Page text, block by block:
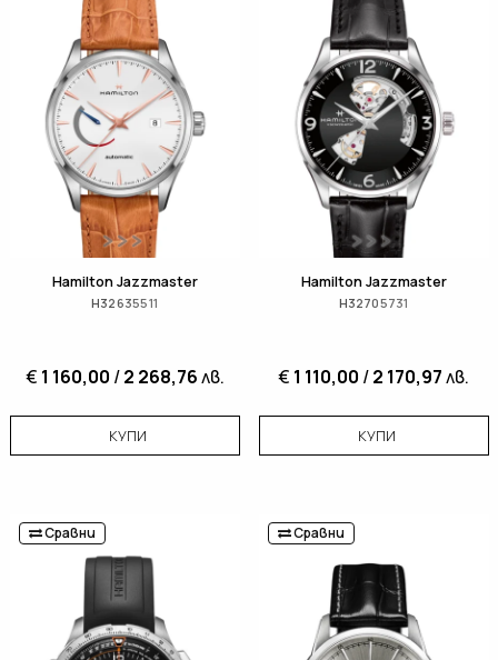
Hamilton Jazzmaster
H32635511
€ 1 160,00 /2 268,76лв.
КУПИ
Hamilton Jazzmaster
H32705731
€ 1 110,00 /2 170,97лв.
КУПИ
Сравни Сравни